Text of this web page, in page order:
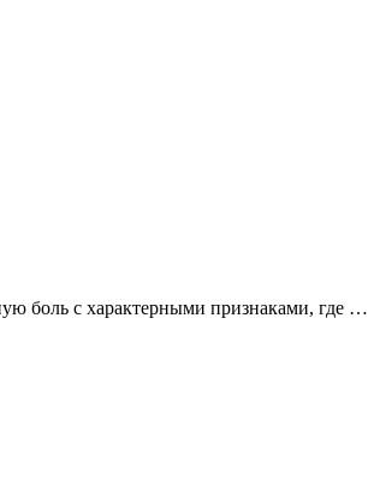
боль с характерными признаками, где …